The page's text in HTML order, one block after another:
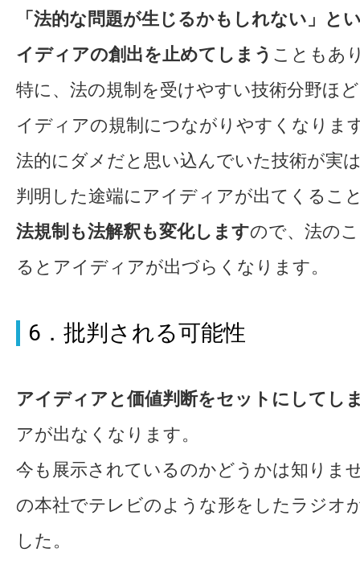
「法的な問題が生じるかもしれない」と
イディアの創出を止めてしまう こともあ
特に、法の規制を受けやすい技術分野ほ
イディアの規制につながりやすくなりま
法的にダメだと思い込んでいた技術が実
判明した途端にアイディアが出てくるこ
法規制も法解釈も変化しますので、法の
るとアイディアが出づらくなります。
6．批判される可能性
アイディアと価値判断をセットにしてし
アが出なくなります。
今も展示されているのかどうかは知りま
の本社でテレビのような形をしたラジオ
した。